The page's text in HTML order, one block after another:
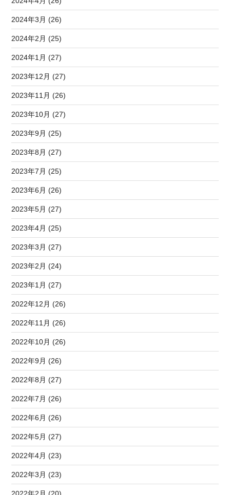
2024年3月 (26)
2024年2月 (25)
2024年1月 (27)
2023年12月 (27)
2023年11月 (26)
2023年10月 (27)
2023年9月 (25)
2023年8月 (27)
2023年7月 (25)
2023年6月 (26)
2023年5月 (27)
2023年4月 (25)
2023年3月 (27)
2023年2月 (24)
2023年1月 (27)
2022年12月 (26)
2022年11月 (26)
2022年10月 (26)
2022年9月 (26)
2022年8月 (27)
2022年7月 (26)
2022年6月 (26)
2022年5月 (27)
2022年4月 (23)
2022年3月 (23)
2022年2月 (20)